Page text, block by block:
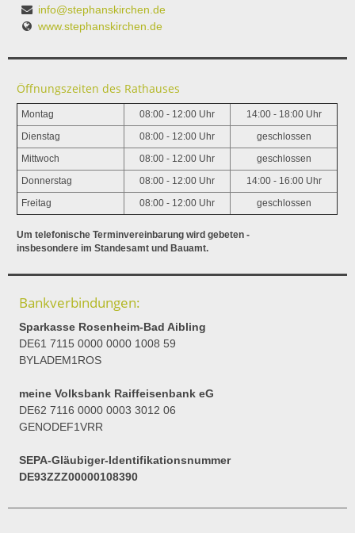
info@stephanskirchen.de
www.stephanskirchen.de
Öffnungszeiten des Rathauses
Montag 08:00 - 12:00 Uhr 14:00 - 18:00 Uhr
Dienstag 08:00 - 12:00 Uhr geschlossen
Mittwoch 08:00 - 12:00 Uhr geschlossen
Donnerstag 08:00 - 12:00 Uhr 14:00 - 16:00 Uhr
Freitag 08:00 - 12:00 Uhr geschlossen
Um telefonische Terminvereinbarung wird gebeten -
insbesondere im Standesamt und Bauamt.
Bankverbindungen:
Sparkasse Rosenheim-Bad Aibling
DE61 7115 0000 0000 1008 59
BYLADEM1ROS
meine Volksbank Raiffeisenbank eG
DE62 7116 0000 0003 3012 06
GENODEF1VRR
SEPA-Gläubiger-Identifikationsnummer
DE93ZZZ00000108390